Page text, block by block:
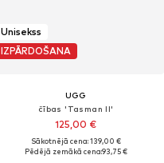
Unisekss
IZPĀRDOŠANA
UGG
čības 'Tasman II'
125,00 €
Sākotnējā cena: 139,00 €
Pēdējā zemākā cena:93,75 €